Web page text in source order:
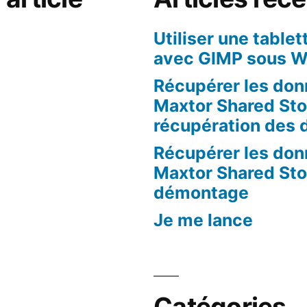
Utiliser une
avec GIMP sous
Récupérer les
Maxtor Shared
récupération des
Récupérer les
Maxtor Shared
démontage
Je me lance